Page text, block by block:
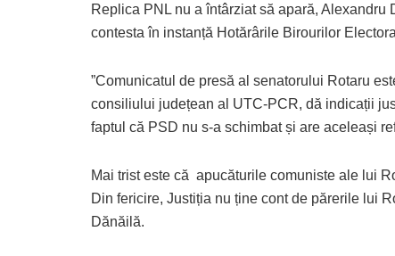
Replica PNL nu a întârziat să apară,
contesta în instanță Hotărârile Birourilor
”Comunicatul de presă al senatorului Rotaru
consiliului județean al UTC-PCR, dă indicații
faptul că PSD nu s-a schimbat și are aceleași
Mai trist este că apucăturile comuniste ale lui
Din fericire, Justiția nu ține cont de părerile lui
Dănăilă.